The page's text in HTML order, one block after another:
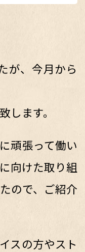
が、今月から
します。
頑張って働い
向けた取り組
ので、ご紹介
スの方やスト